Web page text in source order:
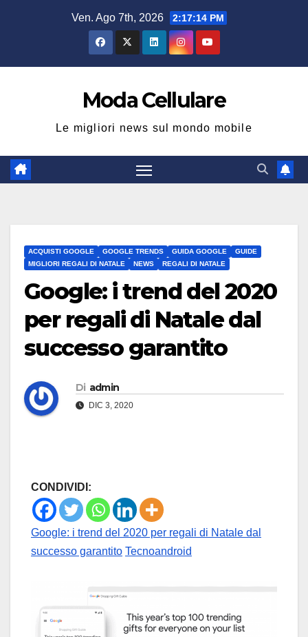
Ven. Ago 7th, 2026 2:17:15 PM
Moda Cellulare
Le migliori news sul mondo mobile
ACQUISTI GOOGLE GOOGLE TRENDS GUIDA GOOGLE
GUIDE
MIGLIORI REGALI DI NATALE
NEWS REGALI DI NATALE
Google: i trend del 2020
per regali di Natale dal
successo garantito
Di admin
DIC 3, 2020
CONDIVIDI:
Google: i trend del 2020 per regali di Natale dal
successo garantito Tecnoandroid